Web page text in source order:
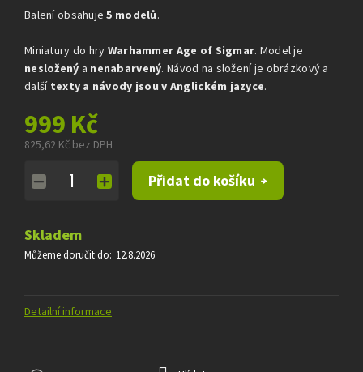
hvězdiček.
Balení obsahuje5 modelů.
Miniatury do hry Warhammer Age of Sigmar. Model je
nesložený a nenabarvený. Návod na složení je obrázkový a
další texty a návody jsou v Anglickém jazyce.
999 Kč
825,62 Kč bez DPH
cena:
Přidat do košíku
Skladem
Můžeme doručit do: 12.8.2026
Detailní informace